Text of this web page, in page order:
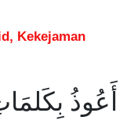
Kekejaman
أَعُوذُ